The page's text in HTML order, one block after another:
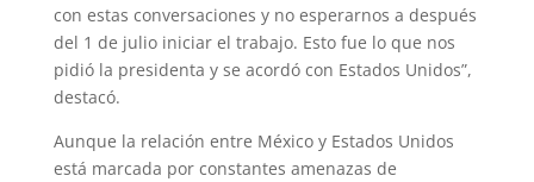
con estas conversaciones y no esperarnos a después
del 1 de julio iniciar el trabajo. Esto fue lo que nos
pidió la presidenta y se acordó con Estados Unidos”,
destacó.
Aunque la relación entre México y Estados Unidos
está marcada por constantes amenazas de